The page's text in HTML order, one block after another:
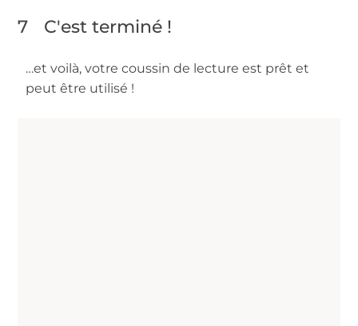
7 C'est terminé !
…et voilà, votre coussin de lecture est prêt et
peut être utilisé !